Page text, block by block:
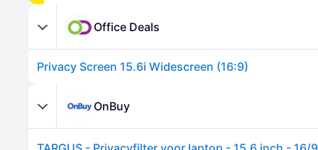
Office Deals
Privacy Screen 15.6i Widescreen (16:9)
OnBuy